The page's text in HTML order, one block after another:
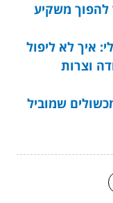
להפוך משקיע
איך לא ליפול
וצרות
שמוביל